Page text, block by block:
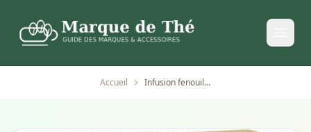
Accueil Infusion fenouil les 2 Marmottes - bien-être et relaxation